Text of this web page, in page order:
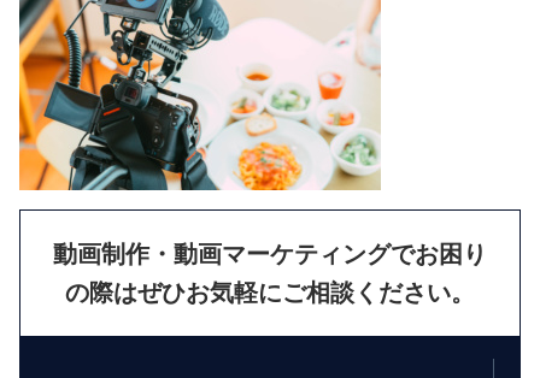
動画制作・動画マーケティングでお困り
の際はぜひお気軽にご相談ください。